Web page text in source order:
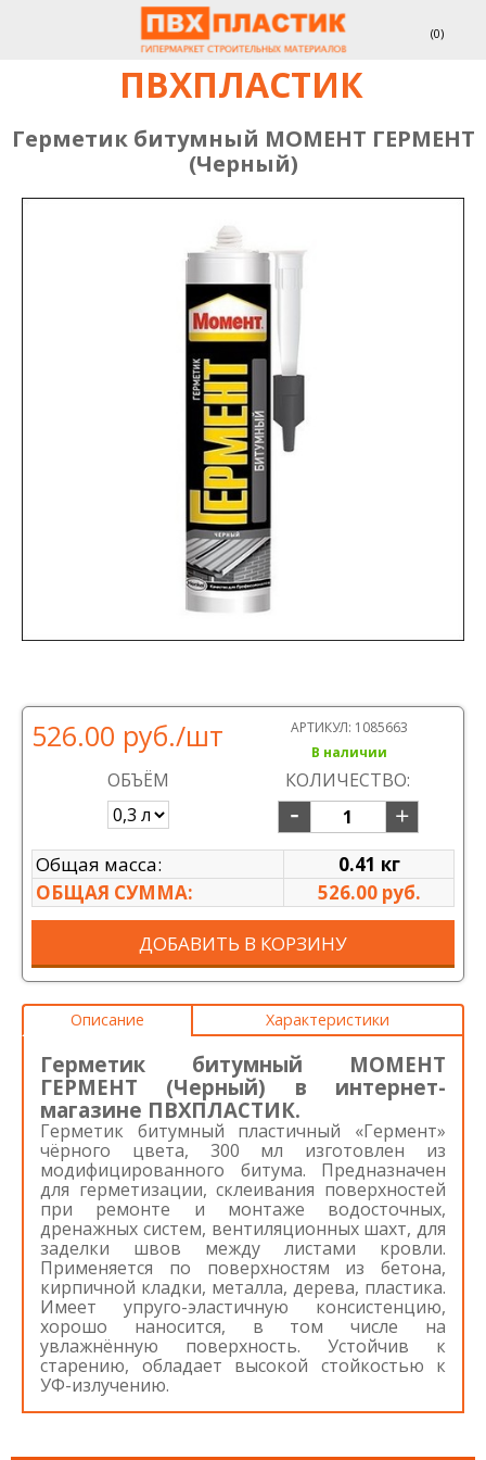
(0)
ПВХПЛАСТИК
Герметик битумный МОМЕНТ ГЕРМЕНТ
(Черный)
526.00 руб./шт АРТИКУЛ: 1085663
В наличии
ОБЪЁМ КОЛИЧЕСТВО:
Общая масса:
0.41 кг
ОБЩАЯ СУММА:
526.00 руб.
ДОБАВИТЬ В КОРЗИНУ
Описание Характеристики
Герметик битумный МОМЕНТ
ГЕРМЕНТ (Черный) в интернет-
магазине ПВХПЛАСТИК.
Герметик битумный пластичный «Гермент»
чёрного цвета, 300 мл изготовлен из
модифицированного битума. Предназначен
для герметизации, склеивания поверхностей
при ремонте и монтаже водосточных,
дренажных систем, вентиляционных шахт, для
заделки швов между листами кровли.
Применяется по поверхностям из бетона,
кирпичной кладки, металла, дерева, пластика.
Имеет упруго-эластичную консистенцию,
хорошо наносится, в том числе на
увлажнённую поверхность. Устойчив к
старению, обладает высокой стойкостью к
УФ-излучению.